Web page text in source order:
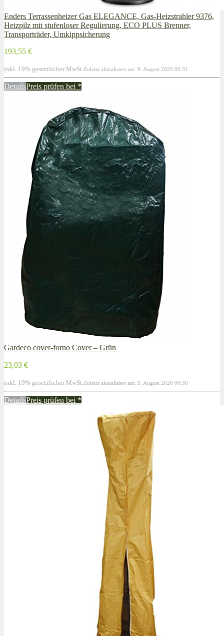
Enders Terrassenheizer Gas ELEGANCE, Gas-Heizstrahler 9376,
Heizpilz mit stufenloser Regulierung, ECO PLUS Brenner,
Transporträder, Umkippsicherung
193,55 €
inkl. 19% gesetzlicher MwSt. Zuletzt aktualisiert am: 9. August 2026 00:31
DetailsPreis prüfen bei *
Gardeco cover-forno Cover – Grün
23,03 €
inkl. 19% gesetzlicher MwSt. Zuletzt aktualisiert am: 9. August 2026 00:30
DetailsPreis prüfen bei *